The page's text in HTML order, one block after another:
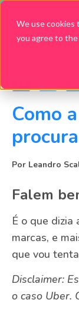
We use cookies
you agree to
Como
Por Leandro
Falem
É o que
marcas, e
que vou
Disclaimer:
o caso Uber.